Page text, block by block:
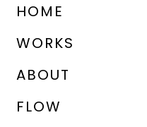
HOME
WORKS
ABOUT
FLOW